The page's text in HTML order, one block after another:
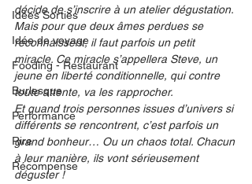
Idées Sorties
Idée de voyage
Fooding - Restaurant
Burlesque
Performance
Rire
Récompense
décide de s’inscrire à un atelier dégustation.
Mais pour que deux âmes perdues se
reconnaissent, il faut parfois un petit
miracle. Ce miracle s’appellera Steve, un
jeune en liberté conditionnelle, qui contre
toute attente, va les rapprocher.
Et quand trois personnes issues d’univers si
différents se rencontrent, c’est parfois un
grand bonheur… Ou un chaos total. Chacun
à leur manière, ils vont sérieusement
déguster !